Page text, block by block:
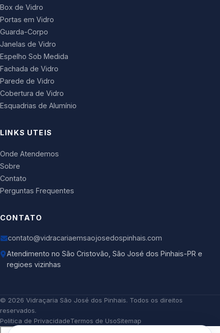
Box de Vidro
Portas em Vidro
Guarda-Corpo
Janelas de Vidro
Espelho Sob Medida
Fachada de Vidro
Parede de Vidro
Cobertura de Vidro
Esquadrias de Alumínio
LINKS UTEIS
Onde Atendemos
Sobre
Contato
Perguntas Frequentes
CONTATO
contato@vidracariaemsaojosedospinhais.com
Atendimento no São Cristovão, São José dos Pinhais-PR e
regioes vizinhas
© 2026 Vidraçaria São José dos Pinhais. Todos os direitos
reservados.
Politica de PrivacidadeTermos de UsoSitemap